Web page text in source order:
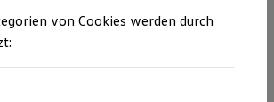
Angebote
MwSt.
von Cookies werden durch